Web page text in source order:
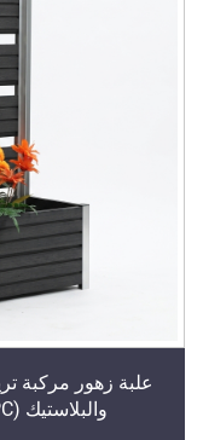
علبة زهور مركبة
والبلاستيك (WPC) للحديقة والساحة الخارجية